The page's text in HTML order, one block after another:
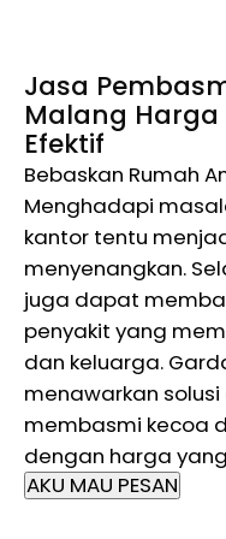
Jasa
Malang
Efektif
Bebaskan Rumah
Menghadapi
kantor tentu
menyenangkan.
juga dapat
penyakit yang
dan keluarga.
menawarkan
membasmi kecoa
dengan harga
AKU MAU PESAN